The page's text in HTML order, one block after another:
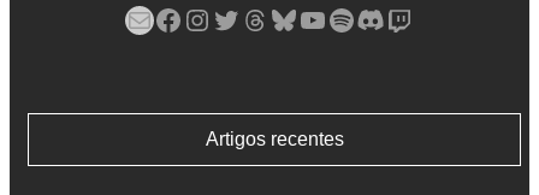
Mail Facebook Instagram Twitter Threads Bluesky YouTube Spotify Discord Twitch
Artigos recentes